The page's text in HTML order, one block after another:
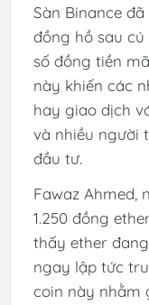
Sàn Binance
đồng hồ sau
số đồng tiền
này khiến các
hay giao dịch
và nhiều người
đầu tư.
Fawaz Ahmed,
1.250 đồng
thấy ether
ngay lập tức
coin này nhằm